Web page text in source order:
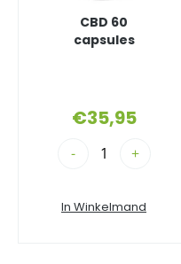
CBD 60
capsules
€35,95
- +
In Winkelmand